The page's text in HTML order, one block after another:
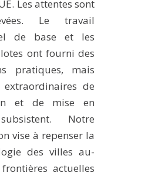
Les attentes sont
Le travail
de base et les
ont fourni des
pratiques, mais
de
et de mise en
Notre
vise à repenser la
des villes au-
actuelles